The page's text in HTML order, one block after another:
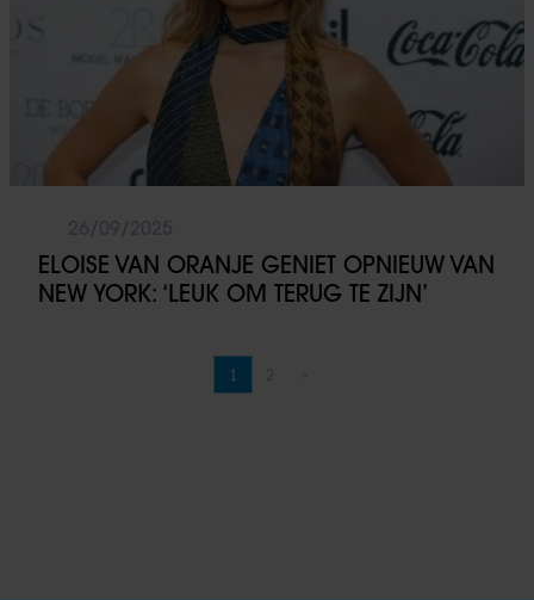
ELOISE VAN ORANJE GENIET OPNIEUW VAN
NEW YORK: ‘LEUK OM TERUG TE ZIJN’
Pagina
1